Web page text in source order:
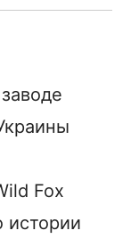
Fox
истории